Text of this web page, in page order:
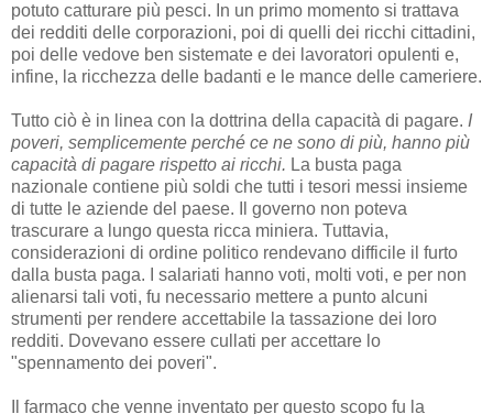
potuto catturare più pesci. In un primo momento si trattava
dei redditi delle corporazioni, poi di quelli dei ricchi cittadini,
poi delle vedove ben sistemate e dei lavoratori opulenti e,
infine, la ricchezza delle badanti e le mance delle cameriere.
Tutto ciò è in linea con la dottrina della capacità di pagare. I
poveri, semplicemente perché ce ne sono di più, hanno più
capacità di pagare rispetto ai ricchi. La busta paga
nazionale contiene più soldi che tutti i tesori messi insieme
di tutte le aziende del paese. Il governo non poteva
trascurare a lungo questa ricca miniera. Tuttavia,
considerazioni di ordine politico rendevano difficile il furto
dalla busta paga. I salariati hanno voti, molti voti, e per non
alienarsi tali voti, fu necessario mettere a punto alcuni
strumenti per rendere accettabile la tassazione dei loro
redditi. Dovevano essere cullati per accettare lo
"spennamento dei poveri".
Il farmaco che venne inventato per questo scopo fu la